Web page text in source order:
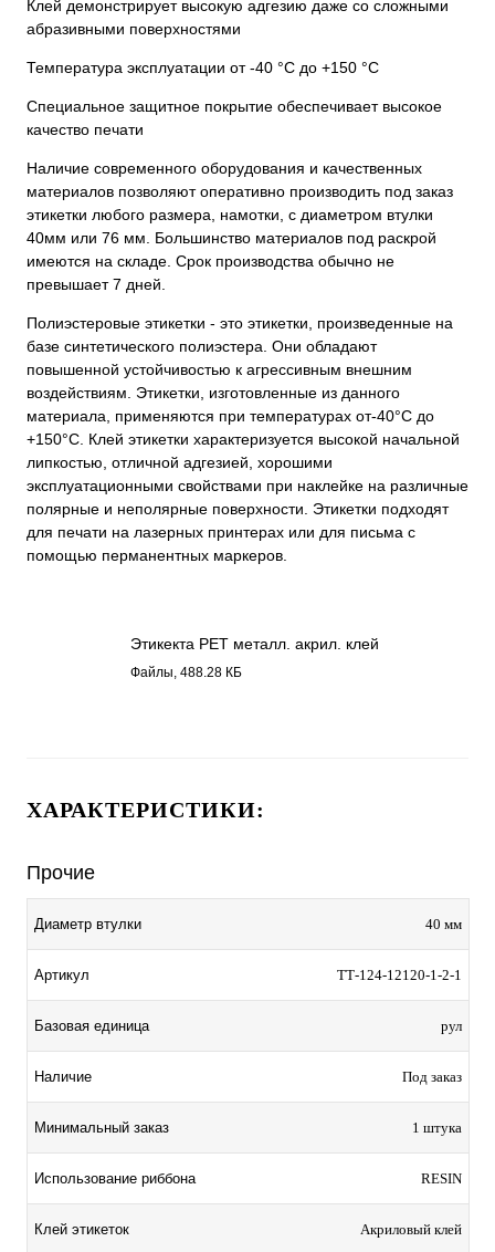
Клей демонстрирует высокую адгезию даже со сложными
абразивными поверхностями
Температура эксплуатации от -40 °C до +150 °C
Специальное защитное покрытие обеспечивает высокое
качество печати
Наличие современного оборудования и качественных
материалов позволяют оперативно производить под заказ
этикетки любого размера, намотки, с диаметром втулки
40мм или 76 мм. Большинство материалов под раскрой
имеются на складе. Срок производства обычно не
превышает 7 дней.
Полиэстеровые этикетки - это этикетки, произведенные на
базе синтетического полиэстера. Они обладают
повышенной устойчивостью к агрессивным внешним
воздействиям. Этикетки, изготовленные из данного
материала, применяются при температурах от-40°С до
+150°С. Клей этикетки характеризуется высокой начальной
липкостью, отличной адгезией, хорошими
эксплуатационными свойствами при наклейке на различные
полярные и неполярные поверхности. Этикетки подходят
для печати на лазерных принтерах или для письма с
помощью перманентных маркеров.
Этикекта PET металл. акрил. клей
12120.pdf
Файлы, 488.28 КБ
ХАРАКТЕРИСТИКИ:
Прочие
Диаметр втулки 40 мм
Артикул ТТ-124-12120-1-2-1
Базовая единица рул
Наличие Под заказ
Минимальный заказ 1 штука
Использование риббона RESIN
Клей этикеток Акриловый клей